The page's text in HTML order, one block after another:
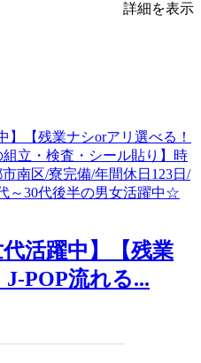
詳細を表示
代活躍中】【残業
POP流れる...